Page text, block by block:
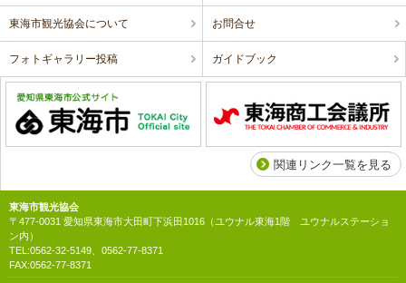
東海市観光協会について お問合せ
フォトギャラリー投稿 ガイドブック
関連リンク一覧を見る
東海市観光協会
〒477-0031 愛知県東海市大田町下浜田1016（ユウナル東海1階 ユウナルステーショ
ン内）
TEL:0562-32-5149、0562-77-8371
FAX:0562-77-8371